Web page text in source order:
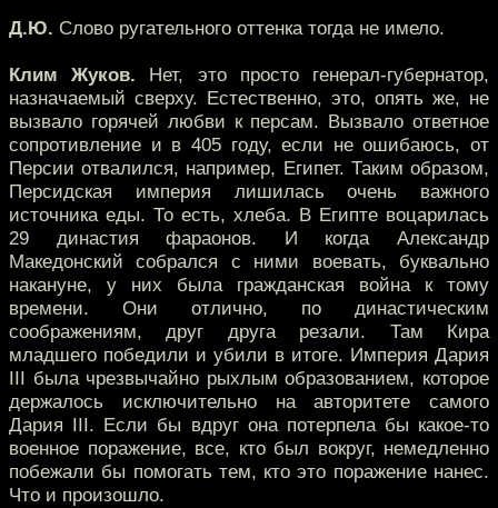
Д.Ю. Слово ругательного оттенка тогда не имело.
Клим Жуков. Нет, это просто генерал-губернатор,
назначаемый сверху. Естественно, это, опять же, не
вызвало горячей любви к персам. Вызвало ответное
сопротивление и в 405 году, если не ошибаюсь, от
Персии отвалился, например, Египет. Таким образом,
Персидская империя лишилась очень важного
источника еды. То есть, хлеба. В Египте воцарилась
29 династия фараонов. И когда Александр
Македонский собрался с ними воевать, буквально
накануне, у них была гражданская война к тому
времени. Они отлично, по династическим
соображениям, друг друга резали. Там Кира
младшего победили и убили в итоге. Империя Дария
III была чрезвычайно рыхлым образованием, которое
держалось исключительно на авторитете самого
Дария III. Если бы вдруг она потерпела бы какое-то
военное поражение, все, кто был вокруг, немедленно
побежали бы помогать тем, кто это поражение нанес.
Что и произошло.